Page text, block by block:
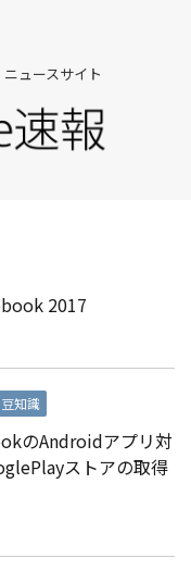
ュースサイト
2017
知識
のAndroidアプリ対
ストアの取得